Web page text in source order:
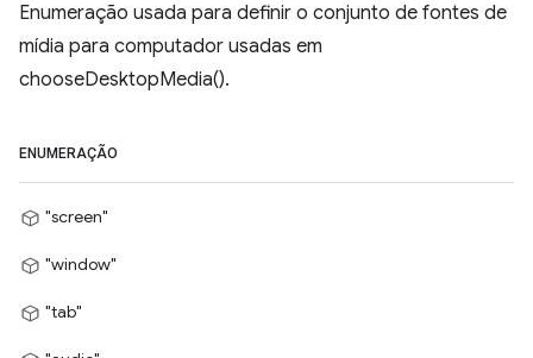
Enumeração usada para definir o conjunto de fontes de
mídia para computador usadas em
chooseDesktopMedia().
ENUMERAÇÃO
"screen"
"window"
"tab"